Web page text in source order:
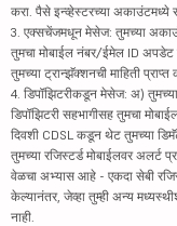
करा. पैसे इन्व्हेस्टरच्या अकाउंटमध्ये
3. एक्सचेंजमधून मेसेज: तुमच्या
तुमचा मोबाईल नंबर/ईमेल ID अपडेट
तुमच्या ट्रान्झॅक्शनची माहिती
4. डिपॉझिटरीकडून मेसेज: अ)
डिपॉझिटरी सहभागीसह तुमचा
दिवशी CDSL कडून थेट तुमच्या
तुमच्या रजिस्टर्ड मोबाईलवर अलर्ट
वेळचा अभ्यास आहे - एकदा सेबी
केल्यानंतर, जेव्हा तुम्ही अन्य
नाही.